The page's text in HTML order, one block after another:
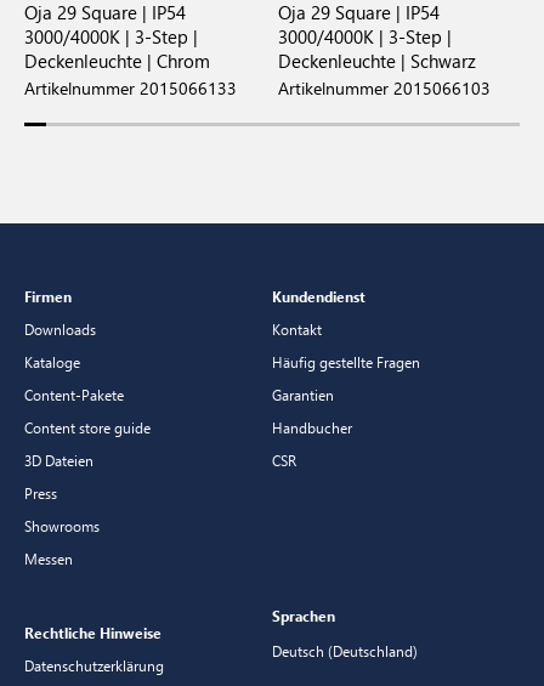
Oja 29 Square | IP54
3000/4000K | 3-Step |
Deckenleuchte | Chrom
Artikelnummer 2015066133
Oja 29 Square | IP54
3000/4000K | 3-Step |
Deckenleuchte | Schwarz
Artikelnummer 2015066103
Firmen
Downloads
Kataloge
Content-Pakete
Content store guide
3D Dateien
Press
Showrooms
Messen
Kundendienst
Kontakt
Häufig gestellte Fragen
Garantien
Handbucher
CSR
Rechtliche Hinweise
Datenschutzerklärung
Sprachen
Deutsch (Deutschland)